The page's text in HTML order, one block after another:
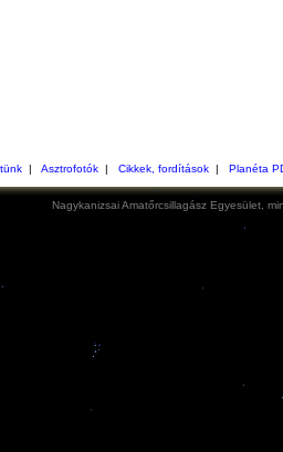
| Asztrofotók| Cikkek, fordítások| Planéta
Nagykanizsai Amatőrcsillagász Egyesület,